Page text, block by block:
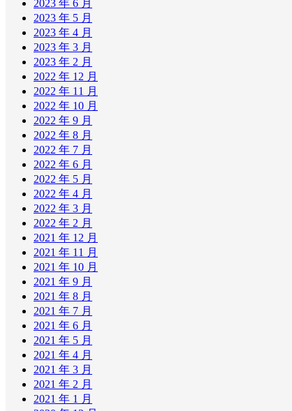
2023 年 6 月
2023 年 5 月
2023 年 4 月
2023 年 3 月
2023 年 2 月
2022 年 12 月
2022 年 11 月
2022 年 10 月
2022 年 9 月
2022 年 8 月
2022 年 7 月
2022 年 6 月
2022 年 5 月
2022 年 4 月
2022 年 3 月
2022 年 2 月
2021 年 12 月
2021 年 11 月
2021 年 10 月
2021 年 9 月
2021 年 8 月
2021 年 7 月
2021 年 6 月
2021 年 5 月
2021 年 4 月
2021 年 3 月
2021 年 2 月
2021 年 1 月